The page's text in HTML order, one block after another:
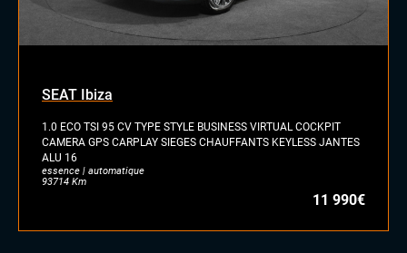
SEAT Ibiza
1.0 ECO TSI 95 CV TYPE STYLE BUSINESS VIRTUAL COCKPIT
CAMERA GPS CARPLAY SIEGES CHAUFFANTS KEYLESS JANTES
ALU 16
essence | automatique
93714 Km
11 990€